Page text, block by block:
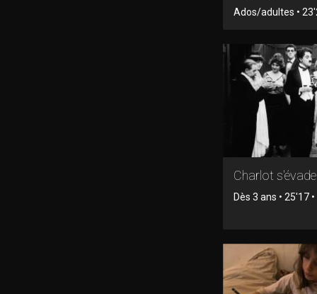
Ados/adultes •
Charlot s'évade
Dès 3 ans • 25'17